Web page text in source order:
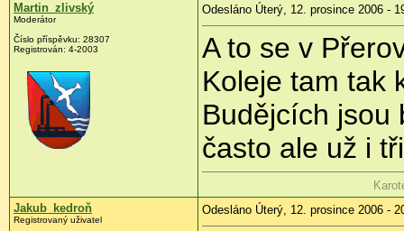
Martin_zlivský
Moderátor
Číslo příspěvku: 28307
Registrován: 4-2003
Odesláno Úterý, 12. prosince 2006 -
A to se v
Koleje tam tak
Budějcích jsou
často ale už i
Jakub_kedroň
Registrovaný uživatel
Odesláno Úterý, 12. prosince 2006 -